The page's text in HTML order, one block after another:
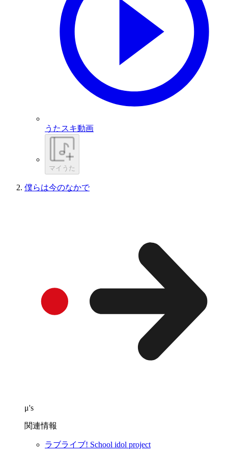
うたスキ動画
マイうた
僕らは今のなかで
μ's
関連情報
ラブライブ! School idol project